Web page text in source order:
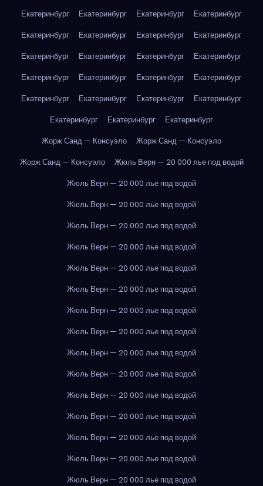
Екатеринбург
Екатеринбург Екатеринбург
Екатеринбург
Екатеринбург
Екатеринбург Екатеринбург
Екатеринбург
Екатеринбург
Екатеринбург Екатеринбург
Екатеринбург
Екатеринбург
Екатеринбург Екатеринбург
Екатеринбург
Екатеринбург
Екатеринбург Екатеринбург
Екатеринбург
Екатеринбург
Екатеринбург
Екатеринбург
Жорж Санд — Консуэло
Жорж Санд — Консуэло
Жорж Санд — Консуэло
Жюль Верн — 20 000 лье под водой
Жюль Верн — 20 000 лье под водой
Жюль Верн — 20 000 лье под водой
Жюль Верн — 20 000 лье под водой
Жюль Верн — 20 000 лье под водой
Жюль Верн — 20 000 лье под водой
Жюль Верн — 20 000 лье под водой
Жюль Верн — 20 000 лье под водой
Жюль Верн — 20 000 лье под водой
Жюль Верн — 20 000 лье под водой
Жюль Верн — 20 000 лье под водой
Жюль Верн — 20 000 лье под водой
Жюль Верн — 20 000 лье под водой
Жюль Верн — 20 000 лье под водой
Жюль Верн — 20 000 лье под водой
Жюль Верн — 20 000 лье под водой